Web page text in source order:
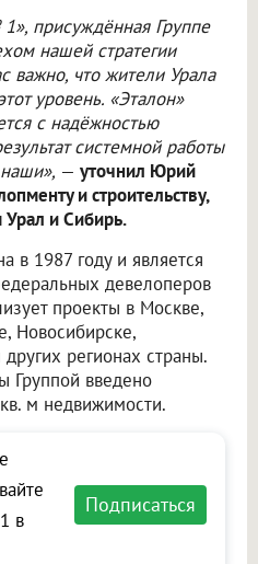
присуждённая Группе
нашей стратегии
важно, что жители Урала
уровень. «Эталон»
с надёжностью
системной работы
— уточнил Юрий
и строительству,
Урал и Сибирь.
в 1987 году и является
девелоперов
проекты в Москве,
Новосибирске,
регионах страны.
Группой введено
м недвижимости.
в
Подписаться